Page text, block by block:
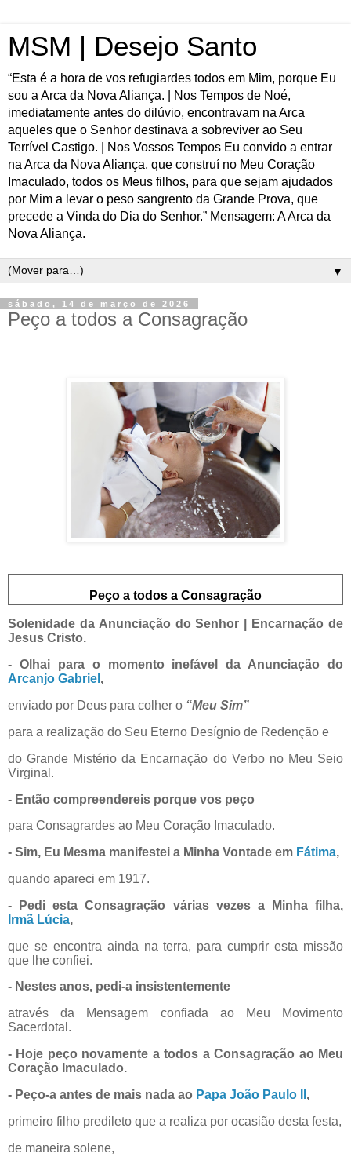
MSM | Desejo Santo
“Esta é a hora de vos refugiardes todos em Mim, porque Eu
sou a Arca da Nova Aliança. | Nos Tempos de Noé,
imediatamente antes do dilúvio, encontravam na Arca
aqueles que o Senhor destinava a sobreviver ao Seu
Terrível Castigo. | Nos Vossos Tempos Eu convido a entrar
na Arca da Nova Aliança, que construí no Meu Coração
Imaculado, todos os Meus filhos, para que sejam ajudados
por Mim a levar o peso sangrento da Grande Prova, que
precede a Vinda do Dia do Senhor.” Mensagem: A Arca da
Nova Aliança.
▼
sábado, 14 de março de 2026
Peço a todos a Consagração
Peço a todos a Consagração
Solenidade da Anunciação do Senhor | Encarnação de
Jesus Cristo.
- Olhai para o momento inefável da Anunciação do
Arcanjo Gabriel ,
enviado por Deus para colher o “Meu Sim”
para a realização do Seu Eterno Desígnio de Redenção e
do Grande Mistério da Encarnação do Verbo no Meu Seio
Virginal.
- Então compreendereis porque vos peço
para Consagrardes ao Meu Coração Imaculado.
- Sim, Eu Mesma manifestei a Minha Vontade em Fátima,
quando apareci em 1917.
- Pedi esta Consagração várias vezes a Minha filha,
Irmã Lúcia,
que se encontra ainda na terra, para cumprir esta missão
que lhe confiei.
- Nestes anos, pedi-a insistentemente
através da Mensagem confiada ao Meu Movimento
Sacerdotal.
- Hoje peço novamente a todos a Consagração ao Meu
Coração Imaculado.
- Peço-a antes de mais nada ao Papa João Paulo II ,
primeiro filho predileto que a realiza por ocasião desta festa,
de maneira solene,